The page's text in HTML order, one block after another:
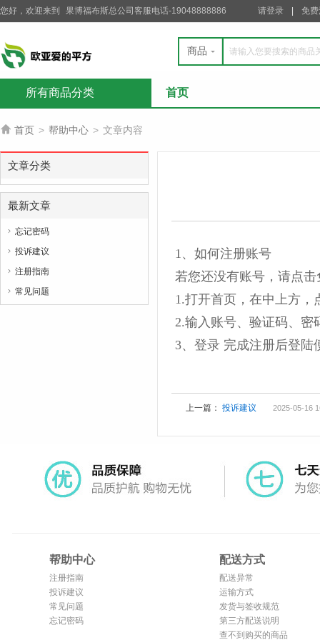
您好，欢迎来到 果博福布斯总公司客服电话-19048888886 请登录 免
商品
所有商品分类 首页
 首页 > 帮助中心 > 文章内容
文章分类
最新文章
 忘记密码
 投诉建议
 注册指南
 常见问题
1、如何注册账号
若您还没有账号，请点
1.打开首页，在中上方，
2.输入账号、验证码、密
3、登录 完成注册后登陆
上一篇： 投诉建议 2025-05-16
帮助中心
注册指南
投诉建议
常见问题
忘记密码
配送方式
配送异常
运输方式
发货与签收规范
第三方配送说明
查不到购买的商品